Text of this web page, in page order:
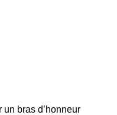
un bras d’honneur